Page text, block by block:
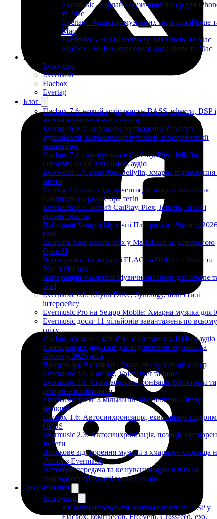
Evermusic - Офлайн музичний плеєр для
та Mac
Evertag - Редактор музичних тегів для iPhone
Mac
Evervideo - HD Відеоплеєр для iPhone та Mac
Flacbox - Hi-Res аудіоплеєр для iPhone та Mac
Продукти
Evervideo
Evermusic
Flacbox
Evertag
Блог
Flacbox 7.6: новий аудіодвигун BASS, ефекти, DSP і
живий музичний візуалізатор
Evermusic 8.7: справжнє відтворення без пауз,
аудіоефекти, нормалізація гучності, перероблений
еквалайзер
Flacbox 7.4: перебудоване CarPlay, Plex, Jellyfin,
Subsonic, SFTP для Hi-Res аудіо
Evervideo 1.7: нові Plex, Jellyfin, хмарне відтворення
жести
Evertag 4.2: нові підключення до хмар і пояснення
налаштувань редактора тегів
Evermusic 8.6: новий CarPlay, Plex, Jellyfin, SFTP і
віджет текстів
Найкращі Хмарні Музичні Плеєри для iPhone у 2026
році
Експорт блог-постів Wix у Markdown за допомогою
OpenAI
Відтворюйте безвтратні FLAC та DSD на iPhone та
Mac з Flacbox
Найкращий Хмарний Музичний Плеєр для iPhone
iPad
Evermusic 6.8: Aliyun Drive, Synology, нові стилі
інтерфейсу
Evermusic Pro на Setapp Mobile: Хмарна музика для
Evermusic досяг 11 мільйонів завантажень по всьому
світу
Flacbox досягає 1 мільйон завантажень: Hi-Res аудіо
5 найкращих додатків для відтворення музики на
iPhone у 2025 році
Промовідео Evermusic: Хмарний музичний плеєр
Evermusic 3.6: CarPlay, VoiceOver та інше
Evermusic 3.1: Crossfade, синхронізація бібліотеки та
резервне копіювання
Evermusic досяг 3 мільйонів завантажень: Огляд
функцій
Flacbox 1.6: Автосинхронізація, еквалайзер,
OPUS
Evermusic 2.3: Автосинхронізація, позиція
та теги
Потокове відтворення музики з хмарного сховища
iPhone з Evermusic
Потокова передача та кешування аудіо в iOS за
допомогою AVAssetResourceLoader
Документація
Інструкції
Як використовувати звукові ефекти та DSP у
Flacbox: компресор, Freeverb, Crossfeed, ехо,